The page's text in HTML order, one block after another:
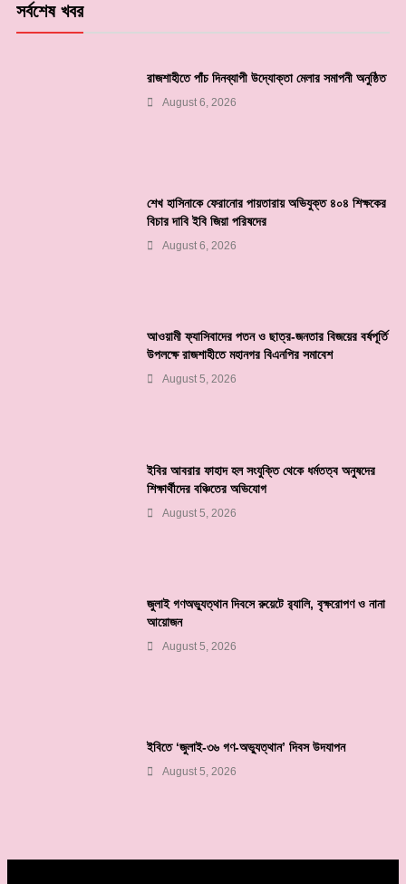
সর্বশেষ খবর
রাজশাহীতে পাঁচ দিনব্যাপী উদ্যোক্তা মেলার সমাপনী অনুষ্ঠিত
August 6, 2026
শেখ হাসিনাকে ফেরানোর পায়তারায় অভিযুক্ত ৪০৪ শিক্ষকের
বিচার দাবি ইবি জিয়া পরিষদের
August 6, 2026
আওয়ামী ফ্যাসিবাদের পতন ও ছাত্র-জনতার বিজয়ের বর্ষপূর্তি
উপলক্ষে রাজশাহীতে মহানগর বিএনপির সমাবেশ
August 5, 2026
ইবির আবরার ফাহাদ হল সংযুক্তি থেকে ধর্মতত্ব অনুষদের
শিক্ষার্থীদের বঞ্চিতের অভিযোগ
August 5, 2026
জুলাই গণঅভ্যুত্থান দিবসে রুয়েটে র‌্যালি, বৃক্ষরোপণ ও নানা
আয়োজন
August 5, 2026
ইবিতে ‘জুলাই-৩৬ গণ-অভ্যুত্থান’ দিবস উদযাপন
August 5, 2026